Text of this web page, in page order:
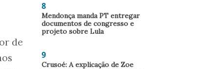
de
8
Mendonça manda PT entregar
documentos de congresso e
projeto sobre Lula
9
Crusoé: A explicação de Zoe